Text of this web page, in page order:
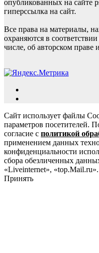
опубликованных на сайте
гиперссылка на сайт.
Все права на материалы,
охраняются в
числе, об авторском праве
Сайт использует файлы
параметров посетителей.
согласие с политикой
применением данных
конфиденциальности
сбора обезличенных
«Liveinternet», «top.Mail.ru».
Принять